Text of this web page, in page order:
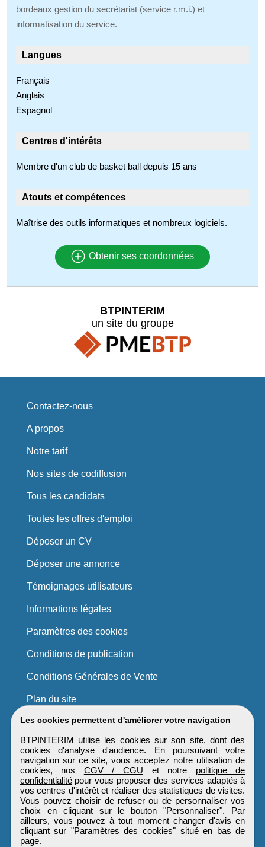
bordeaux gestion du secrétariat (service r.m.i.) et
informatisation du service.
Langues
Français
Anglais
Espagnol
Centres d'intérêts
Membre d'un club de basket ball depuis 15 ans
Atouts et compétences
Maîtrise des outils informatiques et nombreux logiciels.
Obtenir ses coordonnées
Les cookies permettent d'améliorer votre navigation
BTPINTERIM utilise les cookies sur son site, dont des
cookies d'analyse d'audience. En poursuivant votre
navigation sur ce site, vous acceptez notre utilisation de
cookies, nos CGV / CGU et notre politique de
confidentialitépour vous proposer des services adaptés à
vos centres d'intérêt et réaliser des statistiques de visites.
Vous pouvez choisir de refuser ou de personnaliser vos
choix en cliquant sur le bouton "Personnaliser". Par
ailleurs, vous pouvez à tout moment changer d'avis en
cliquant sur "Paramètres des cookies" situé en bas de
page.
BTPINTERIM
un site du groupe
Contactez-nous
A propos
Notre tarif
Nos sites de codiffusion
Tous les candidats
Toutes les offres d'emploi
Déposer un CV
Déposer une annonce
Témoignages utilisateurs
Informations légales
Paramètres des cookies
Conditions de publication
Conditions Générales de Vente
Plan du site